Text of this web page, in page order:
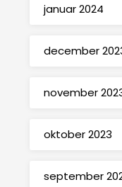
januar 2024
december
november
oktober 2023
september